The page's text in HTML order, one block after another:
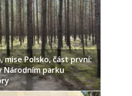
mise Polsko, část první:
Národním parku